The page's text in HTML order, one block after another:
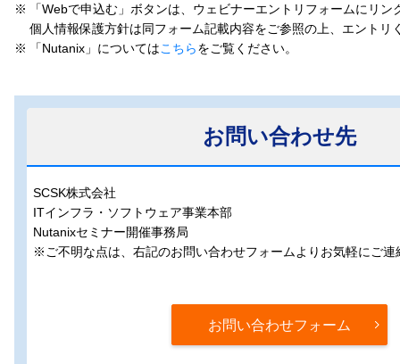
※
「Webで申込む」ボタンは、ウェビナーエントリフォームにリン
個人情報保護方針は同フォーム記載内容をご参照の上、エントリ
※
「Nutanix」についてはこちらをご覧ください。
お問い合わせ先
SCSK株式会社
ITインフラ・ソフトウェア事業本部
Nutanixセミナー開催事務局
※ご不明な点は、右記のお問い合わせフォームよりお気軽にご連
お問い合わせフォーム